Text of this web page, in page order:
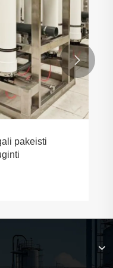
pakeisti
